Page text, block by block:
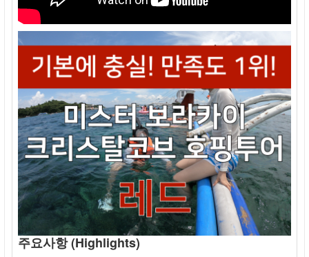
주요사항 (Highlights)